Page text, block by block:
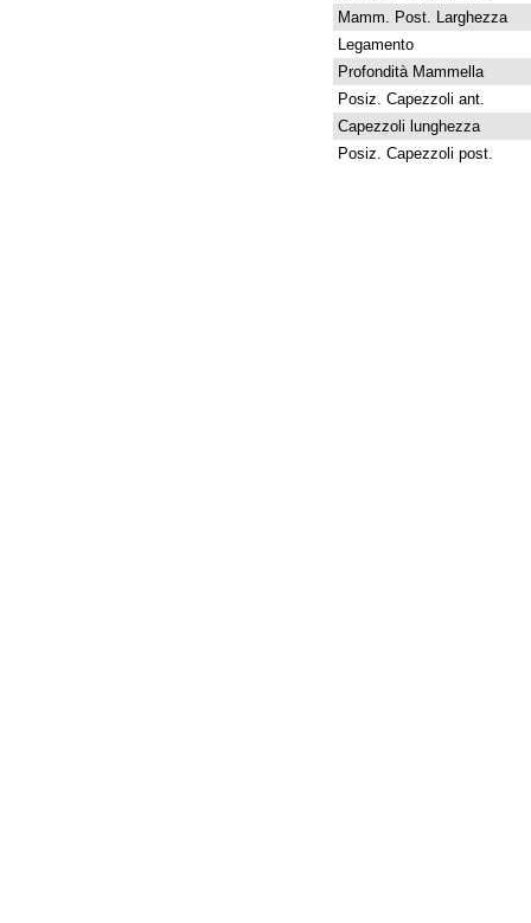
Mamm. Post. Larghezza
Legamento
Profondità Mammella
Posiz. Capezzoli ant.
Capezzoli lunghezza
Posiz. Capezzoli post.